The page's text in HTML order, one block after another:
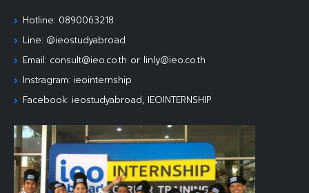
Hotline: 0890063218
Line: @ieostudyabroad
Email: consult@ieo.co.th or linly@ieo.co.th
Instragram: ieointernship
Facebook: ieostudyabroad, IEOINTERNSHIP